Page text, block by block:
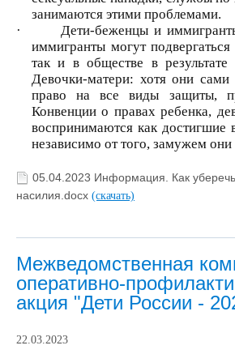
занимаются этими проблемами.
·
Дети-беженцы и
иммигранты могут
так и в обществе в результате
Девочки-матери: хотя они
право на все виды защиты,
Конвенции о правах ребенка,
воспринимаются как достигшие
независимо от того, замужем они
05.04.2023 Информация. Как
насилия.docx (скачать)
Межведомственная
оперативно-
акция "Дети России -
22.03.2023